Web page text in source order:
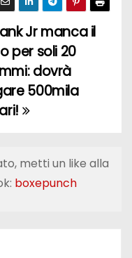
Jr manca il
per soli 20
dovrà
500mila
metti un like alla
boxepunch